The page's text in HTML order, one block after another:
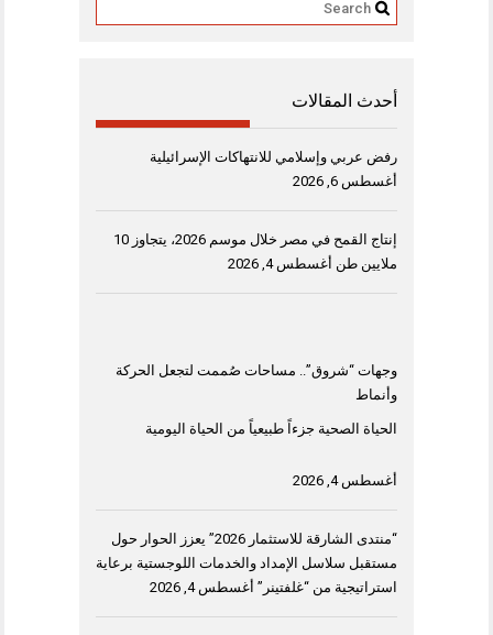
أحدث المقالات
رفض عربي وإسلامي للانتهاكات الإسرائيلية
أغسطس 6, 2026
إنتاج القمح في مصر خلال موسم 2026، يتجاوز 10
ملايين طن أغسطس 4, 2026
وجهات “شروق”.. مساحات صُممت لتجعل الحركة
وأنماط
الحياة الصحية جزءاً طبيعياً من الحياة اليومية
أغسطس 4, 2026
“منتدى الشارقة للاستثمار 2026” يعزز الحوار حول
مستقبل سلاسل الإمداد والخدمات اللوجستية برعاية
استراتيجية من “غلفتينر” أغسطس 4, 2026